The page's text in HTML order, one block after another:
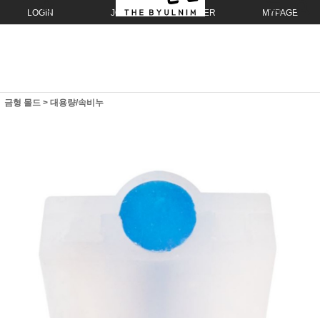
LOGIN JOIN ORDER MYPAGE
금형 몰드 > 대용량/속비누